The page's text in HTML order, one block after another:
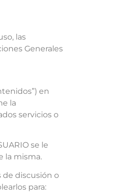
las
Generales
en
la
servicios o
se le
la misma.
de discusión o
para: